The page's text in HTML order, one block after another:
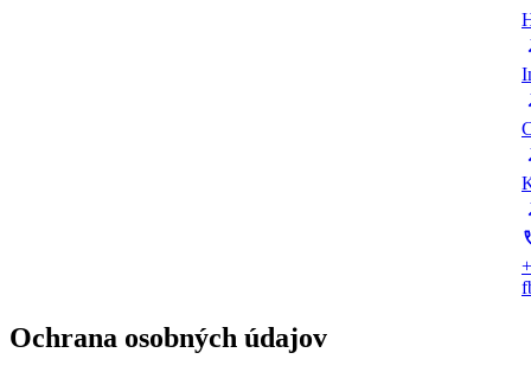
Ochrana osobných údajov